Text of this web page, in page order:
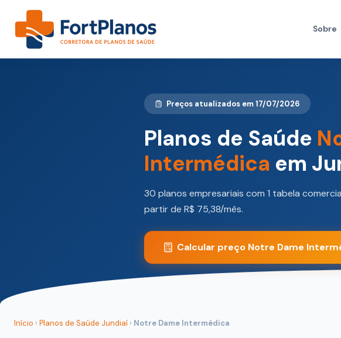
Sobre
Preços atualizados em 17/07/2026
Planos de Saúde
Intermédica em
30 planos empresariais com 1 tabela
partir de R$ 75,38/mês.
Calcular preço Notre Dame
Início › Planos de Saúde Jundiaí › Notre Dame Intermédica